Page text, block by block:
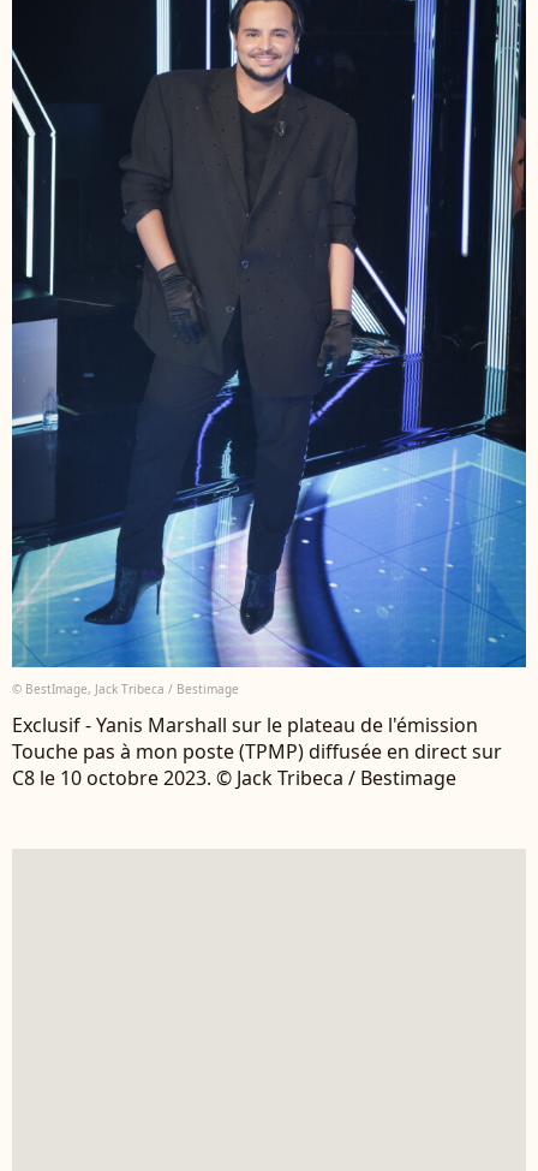
© BestImage, Jack Tribeca / Bestimage
Exclusif - Yanis Marshall sur le plateau de l'émission
Touche pas à mon poste (TPMP) diffusée en direct sur
C8 le 10 octobre 2023. © Jack Tribeca / Bestimage